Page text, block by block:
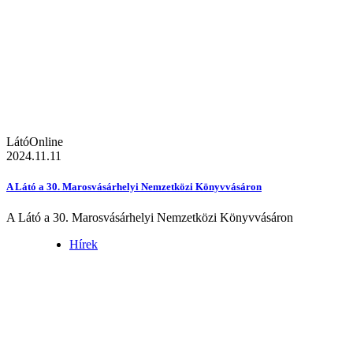
LátóOnline
2024.11.11
A Látó a 30. Marosvásárhelyi Nemzetközi Könyvvásáron
A Látó a 30. Marosvásárhelyi Nemzetközi Könyvvásáron
Hírek